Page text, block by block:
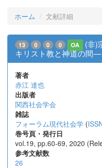
ホーム 文献詳細
13 0 0 0 OA
(非)
キリスト教と神道の間―
著者
赤江 達也
出版者
関西社会学会
雑誌
フォーラム現代社会学 (
巻号頁・発行日
vol.19, pp.60-69, 2020
参考文献数
26